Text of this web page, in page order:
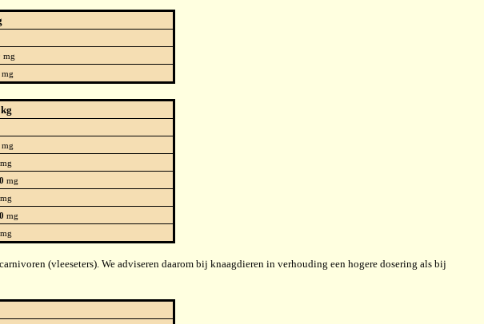
mg
mg
mg
mg
mg
mg
mg
mg
(vleeseters). We adviseren daarom bij knaagdieren in verhouding een hogere dosering als bij